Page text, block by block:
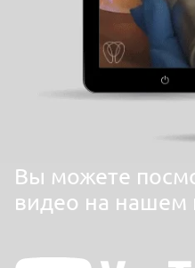
Вы можете
видео на нашем